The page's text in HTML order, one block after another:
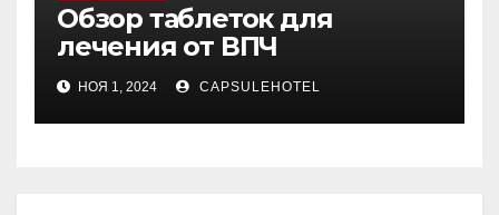
Обзор таблеток для
лечения от ВПЧ
НОЯ 1, 2024 CAPSULEHOTEL